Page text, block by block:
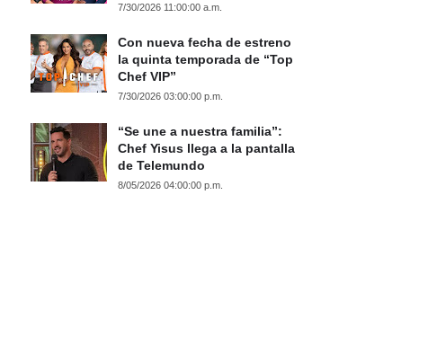
7/30/2026 11:00:00 a.m.
Con nueva fecha de estreno
la quinta temporada de “Top
Chef VIP”
7/30/2026 03:00:00 p.m.
“Se une a nuestra familia”:
Chef Yisus llega a la pantalla
de Telemundo
8/05/2026 04:00:00 p.m.